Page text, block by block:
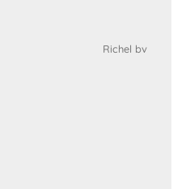
Richel bv